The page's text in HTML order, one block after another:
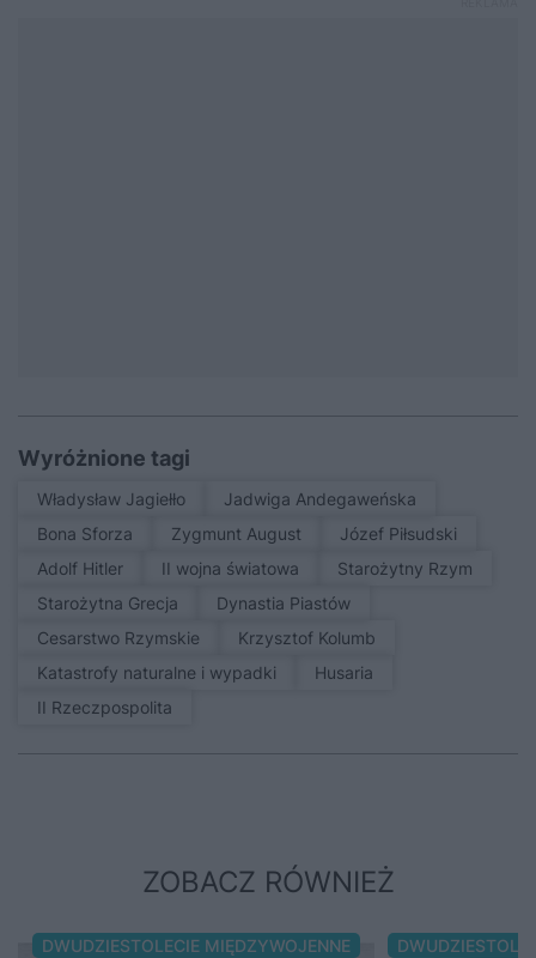
Wyróżnione tagi
Władysław Jagiełło
Jadwiga Andegaweńska
Bona Sforza
Zygmunt August
Józef Piłsudski
Adolf Hitler
II wojna światowa
Starożytny Rzym
Starożytna Grecja
Dynastia Piastów
Cesarstwo Rzymskie
Krzysztof Kolumb
Katastrofy naturalne i wypadki
Husaria
II Rzeczpospolita
ZOBACZ RÓWNIEŻ
DWUDZIESTOLECIE MIĘDZYWOJENNE